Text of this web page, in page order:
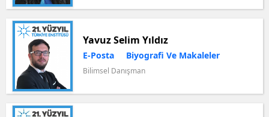
Yavuz Selim Yıldız
Bilimsel Danışman
E-Posta Biyografi Ve Makaleler